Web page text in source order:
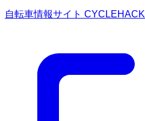
自転車情報サイト CYCLEHACK